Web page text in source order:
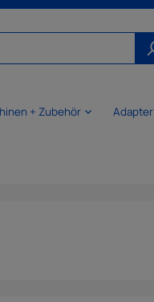
+ Zubehör Adapter